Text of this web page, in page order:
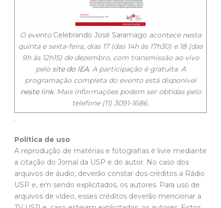
O evento Celebrando José Saramago acontece nesta
quinta e sexta-feira, dias 17 (das 14h às 17h30) e 18 (das
9h às 12h15) de dezembro, com transmissão ao vivo
pelo site do IEA. A participação é gratuita. A
programação completa do evento está disponível
neste link. Mais informações podem ser obtidas pelo
telefone (11) 3091-1686.
.
Política de uso
A reprodução de matérias e fotografias é livre mediante
a citação do Jornal da USP e do autor. No caso dos
arquivos de áudio, deverão constar dos créditos a Rádio
USP e, em sendo explicitados, os autores. Para uso de
arquivos de vídeo, esses créditos deverão mencionar a